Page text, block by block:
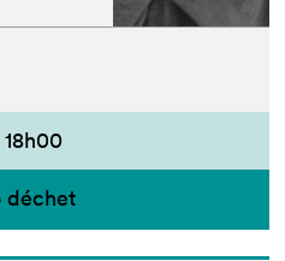
18h00
déchet